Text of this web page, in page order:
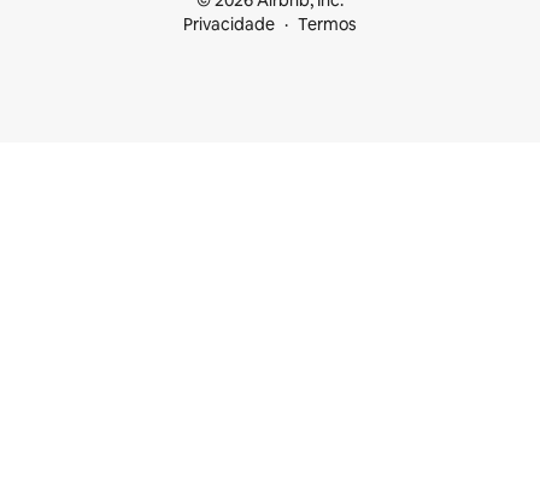
Privacidade
Termos